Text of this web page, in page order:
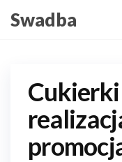
toSwadba
Cukierki